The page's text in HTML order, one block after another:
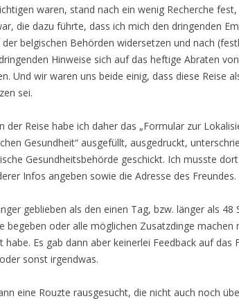
waren, stand nach ein wenig Recherche
die dazu führte, dass ich mich den dringenden
belgischen Behörden widersetzen und nach
Hinweise sich auf das heftige Abraten
Und wir waren uns beide einig, dass diese Reise
sei.
der Reise habe ich daher das „Formular zur
Gesundheit“ ausgefüllt, ausgedruckt,
Gesundheitsbehörde geschickt. Ich musste
Infos angeben sowie die Adresse des Freundes.
geblieben als den einen Tag, bzw. länger als
begeben oder alle möglichen Zusatzdinge machen
habe. Es gab dann aber keinerlei Feedback auf
sonst irgendwas.
eine Rouzte rausgesucht, die nicht auch noch